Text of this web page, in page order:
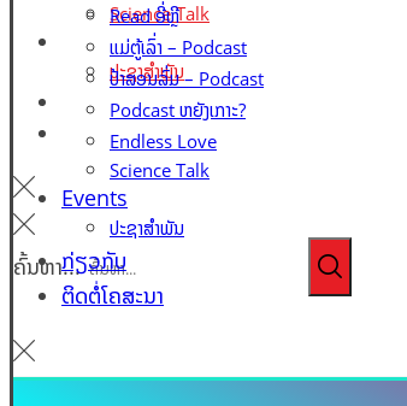
Science Talk
Events
ປະຊາສຳພັນ
ກ່ຽວກັບ
ຕິດຕໍ່ໂຄສະນາ
ຄົ້ນຫາ...
Read ອີ່ຫຼີ
ແມ່ຕູ້ເລົ່າ – Podcast
ປ້າສອນລົ່ມ – Podcast
Podcast ຫຍັງເກາະ?
Endless Love
Science Talk
Events
ປະຊາສຳພັນ
ກ່ຽວກັບ
ຕິດຕໍ່ໂຄສະນາ